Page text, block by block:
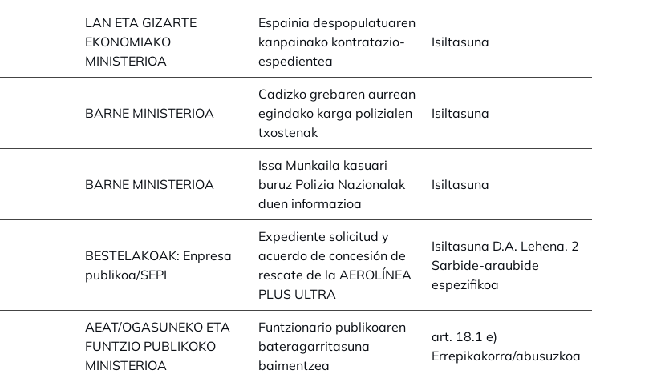
opens in a new tab
LAN ETA GIZARTE
EKONOMIAKO
MINISTERIOA
Espainia despopulatuaren
kanpainako kontratazio-
espedientea
Isiltasuna
opens in a new tabBARNE MINISTERIOA
Cadizko grebaren aurrean
egindako karga polizialen
txostenak
Isiltasuna
opens in a new tabBARNE MINISTERIOA
Issa Munkaila kasuari
buruz Polizia Nazionalak
duen informazioa
Isiltasuna
opens in a new tab
BESTELAKOAK: Enpresa
publikoa/SEPI
Expediente solicitud y
acuerdo de concesión de
rescate de la AEROLÍNEA
PLUS ULTRA
Isiltasuna D.A. Lehena. 2
Sarbide-araubide
espezifikoa
opens in a new tab
AEAT/OGASUNEKO ETA
FUNTZIO PUBLIKOKO
MINISTERIOA
Funtzionario publikoaren
bateragarritasuna
baimentzea
art. 18.1 e)
Errepikakorra/abusuzkoa